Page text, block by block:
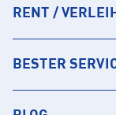
RENT / VERLEIH
BESTER